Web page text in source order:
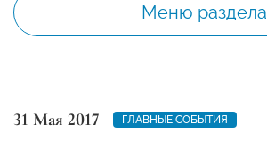
Меню раздела
31 Мая 2017 ГЛАВНЫЕ СОБЫТИЯ